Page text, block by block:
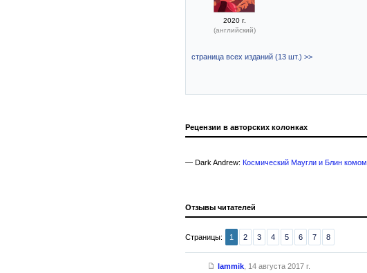
2020 г.
(английский)
страница всех изданий (13 шт.) >>
Рецензии в авторских колонках
— Dark Andrew: Космический Маугли и Блин комом
Отзывы читателей
Страницы: 1 2 3 4 5 6 7 8
lammik, 14 августа 2017 г.